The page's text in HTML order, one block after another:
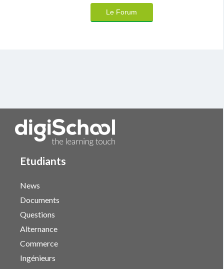
Le Forum
Etudiants
News
Documents
Questions
Alternance
Commerce
Ingénieurs